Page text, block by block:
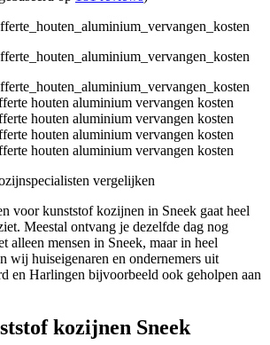
voor kunststof kozijnen in Sneek gaat heel
Meestal ontvang je dezelfde dag nog
alleen mensen in Sneek, maar in heel
wij huiseigenaren en ondernemers uit
en Harlingen bijvoorbeeld ook geholpen aan
kozijnen Sneek